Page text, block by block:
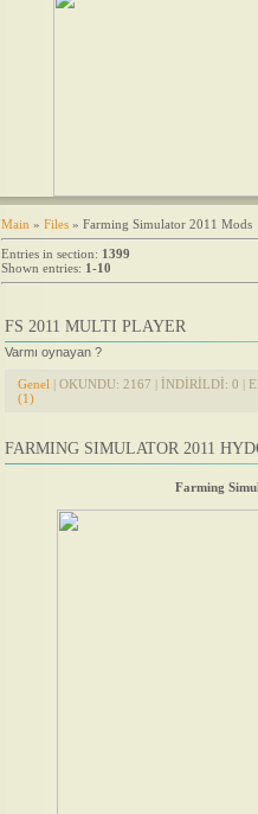
Main » Files » Farming Simulator 2011 Mods
Entries in section: 1399
Shown entries: 1-10
FS 2011 MULTI PLAYER
Varmı oynayan ?
Genel | OKUNDU: 2167 | İNDİRİLDİ: 0 |
(1)
FARMING SIMULATOR 2011
Farming